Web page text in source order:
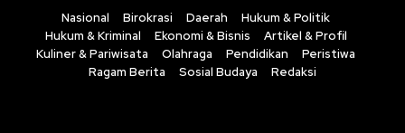
Nasional Birokrasi Daerah
Hukum & Politik
Hukum & Kriminal
Ekonomi & Bisnis
Artikel & Profil
Kuliner & Pariwisata
Olahraga Pendidikan
Peristiwa
Ragam Berita
Sosial Budaya Redaksi